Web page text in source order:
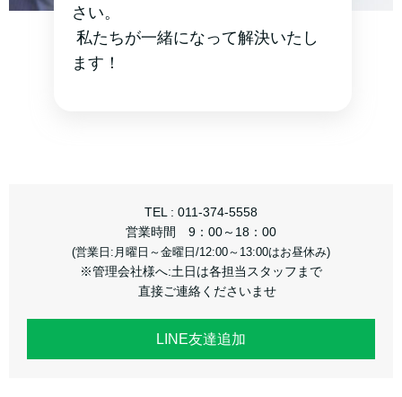
さい。
私たちが一緒になって解決いたし
ます！
TEL : 011-374-5558
営業時間 9：00～18：00
(営業日:月曜日～金曜日/12:00～13:00はお昼休み)
※管理会社様へ:土日は各担当スタッフまで
直接ご連絡くださいませ
LINE友達追加